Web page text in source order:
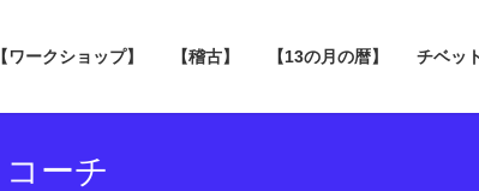
【ワークショップ】 【稽古】 【13の月の暦】 チベッ
コーチ